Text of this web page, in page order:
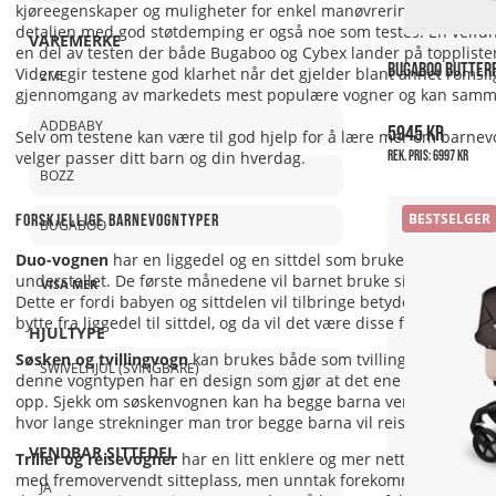
kjøreegenskaper og muligheter for enkel manøvrering, hvor
detaljen med god støtdemping er også noe som testes. En
en del av testen der både Bugaboo og Cybex lander på
Videre gir testene god klarhet når det gjelder blant annet
gjennomgang av markedets mest populære vogner og kan
Selv om testene kan være til god hjelp for å lære mer om
velger passer ditt barn og din hverdag.
Forskjellige barnevogntyper
Duo-vognen har en liggedel og en sittdel som brukes med det
understellet. De første månedene vil barnet bruke sin liggedel
Dette er fordi babyen og sittdelen vil tilbringe betydelig mer tid
bytte fra liggedel til sittdel, og da vil det være disse
Søsken og tvillingvognkan brukes både som tvillingvogn og
denne vogntypen har en design som gjør at det ene barnet
opp. Sjekk om søskenvognen kan ha begge barna vendt mot
hvor lange strekninger man tror begge barna vil reise
Trillerogreisevogner har en litt enklere og mer nett design
med fremovervendt sitteplass, men unntak forekommer av og
VAREMERKE
2ME
ADDBABY
BOZZ
BUGABOO
VISA MER
HJULTYPE
SWIVELHJUL (SVINGBARE)
VENDBAR SITTEDEL
JA
BUGABOO
5945 kr
Rek. pris:6997 kr
BESTSELGER